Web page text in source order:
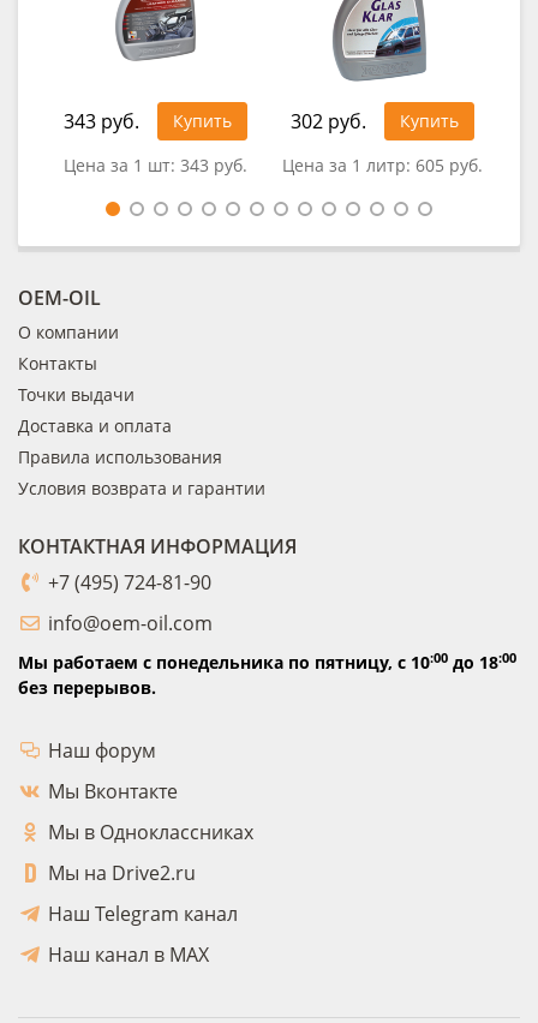
343 руб.
Купить
Цена за 1 шт: 343 руб.
302 руб.
Купить
Цена за 1 литр: 605 руб.
OEM-OIL
О компании
Контакты
Точки выдачи
Доставка и оплата
Правила использования
Условия возврата и гарантии
КОНТАКТНАЯ ИНФОРМАЦИЯ
+7 (495) 724-81-90
info@oem-oil.com
Мы работаем с понедельника по пятницу, с 10:00 до 18:00
без перерывов.
Наш форум
Мы Вконтакте
Мы в Одноклассниках
Мы на Drive2.ru
Наш Telegram канал
Наш канал в MAX